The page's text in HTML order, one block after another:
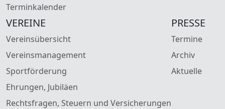
Terminkalender
VEREINE
Vereinsübersicht
Vereinsmanagement
Sportförderung
Ehrungen, Jubiläen
Rechtsfragen, Steuern und Versicherungen
PRESSE
Termine
Archiv
Aktuelle